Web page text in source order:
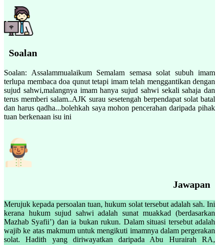
Soalan
Soalan: Assalammualaikum Semalam semasa solat subuh imam
terlupa membaca doa qunut tetapi imam telah menggantikan dengan
sujud sahwi,malangnya imam hanya sujud sahwi sekali sahaja dan
terus memberi salam..AJK surau sesetengah berpendapat solat batal
dan harus qadha...bolehkah saya mohon pencerahan daripada pihak
tuan berkenaan isu ini
Jawapan
Merujuk kepada persoalan tuan, hukum solat tersebut adalah sah. Ini
kerana hukum sujud sahwi adalah sunat muakkad (berdasarkan
Mazhab Syafii’) dan ia bukan rukun. Dalam situasi tersebut adalah
wajib ke atas makmum untuk mengikuti imamnya dalam pergerakan
solat. Hadith yang diriwayatkan daripada Abu Hurairah RA,